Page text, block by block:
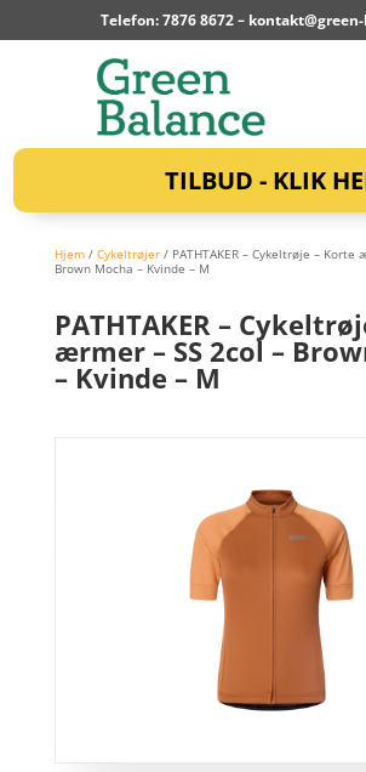
Telefon: 7876 8672 –
TILBUD - KLIK
Hjem/ Cykeltrøjer/ PATHTAKER – Cykeltrøje – Korte
Brown Mocha – Kvinde – M
PATHTAKER –
ærmer – SS 2col –
– Kvinde – M